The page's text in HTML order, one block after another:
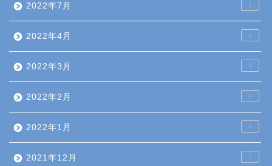
2022年7月 1
2022年4月 4
2022年3月 3
2022年2月 4
2022年1月 4
2021年12月 2